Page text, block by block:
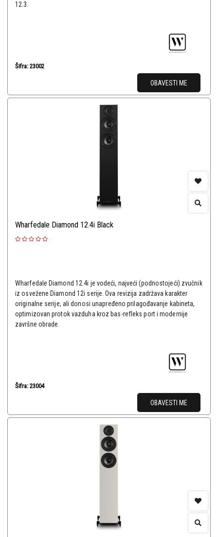
12.3.
Šifra: 23002
OBAVESTI ME
Wharfedale Diamond 12.4i Black
Wharfedale Diamond 12.4i je vodeći, najveći (podnostojeći) zvučnik
iz osvežene Diamond 12i serije. Ova revizija zadržava karakter
originalne serije, ali donosi unapređeno prilagođavanje kabineta,
optimizovan protok vazduha kroz bas-refleks port i modernije
završne obrade.
Šifra: 23004
OBAVESTI ME